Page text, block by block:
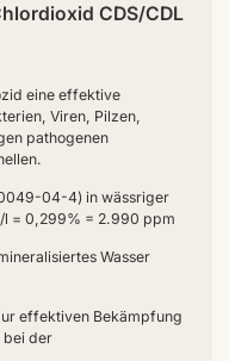
CDS/CDL
eine effektive
Viren, Pilzen,
pathogenen
04-4) in wässriger
= 0,299% = 2.990 ppm
Wasser
effektiven Bekämpfung
bei der